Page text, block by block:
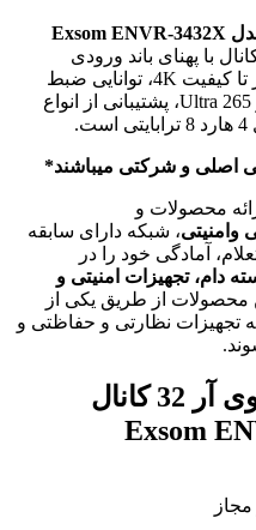
ضبط و مدیریت تصاویر 32 کانال با پهنای باند ورودی
320Mbps و 3 خروجی تصویر حداکثر تا کیفیت 4K، توانایی ضبط
تصاویر تا کیفیت 12MP، پشتیبانی از Ultra 265، پشتیبانی از انواع
اصلی و شرکتی میباشند*
محصولات و
و امنیتی، شبکه دارای سابقه
آمادگی خود را در
دام، تجهیزات امنیتی و
محصولات از طریق یکی از
تجهیزات نظارتی و حفاظتی و
قابلیت های دستگاه ان وی آر 32 کانال